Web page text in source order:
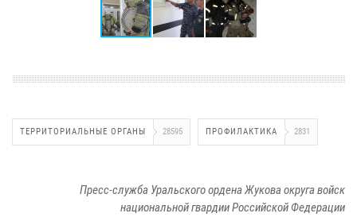
ТЕРРИТОРИАЛЬНЫЕ ОРГАНЫ 28595 ПРОФИЛАКТИКА 2831
Пресс-служба Уральского ордена Жукова округа войск
национальной гвардии Российской Федерации